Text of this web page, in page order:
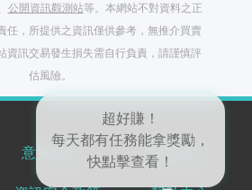
公開資訊觀測站等。本網站不對資料之正
任，所提供之資訊僅供參考，無推介買賣
資訊交易發生損失需自行負責，請謹慎評
估風險。
意見反饋 服務條款
登入股感會員，閱讀
任一文章